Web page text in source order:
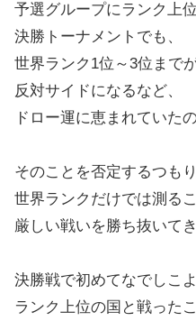
予選グループにランク上
決勝トーナメントでも、
世界ランク1位～3位まで
反対サイドになるなど、
ドロー運に恵まれていた
そのことを否定するつも
世界ランクだけでは測る
厳しい戦いを勝ち抜いて
決勝戦で初めてなでしこ
ランク上位の国と戦ったこ